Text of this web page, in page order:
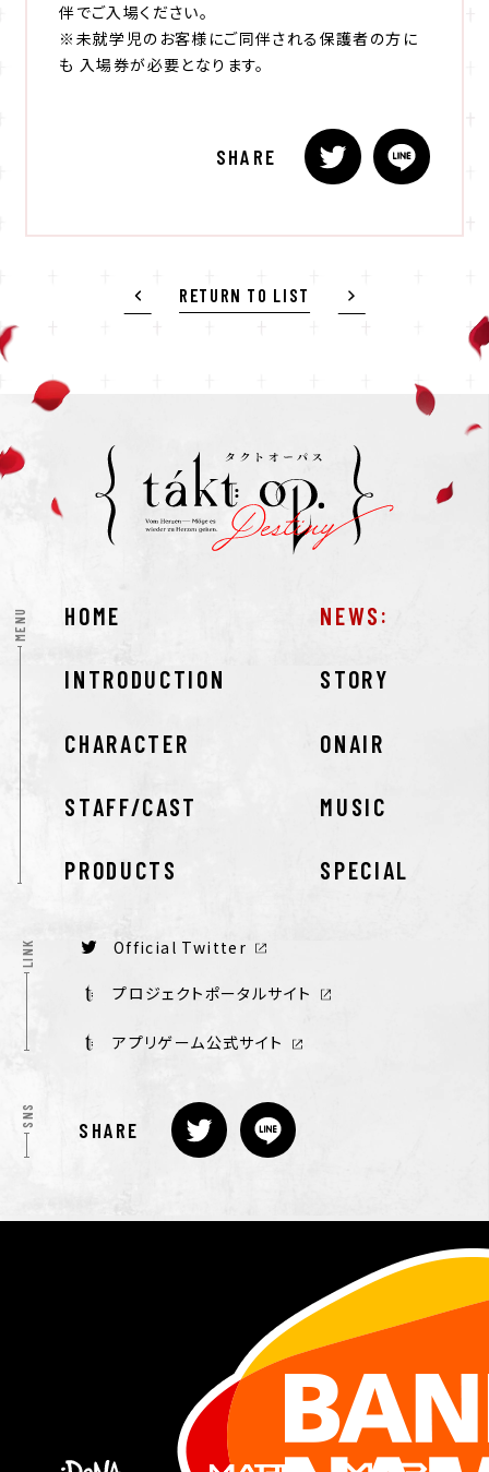
伴でご入場ください。
※未就学児のお客様にご同伴される保護者の方に
も 入場券が必要となります。
SHARE
RETURN TO LIST
MENU HOME NEWS
INTRODUCTION STORY
CHARACTER ONAIR
STAFF/CAST MUSIC
PRODUCTS SPECIAL
LINK Official Twitter
プロジェクトポータルサイト
アプリゲーム公式サイト
SNS
SHARE